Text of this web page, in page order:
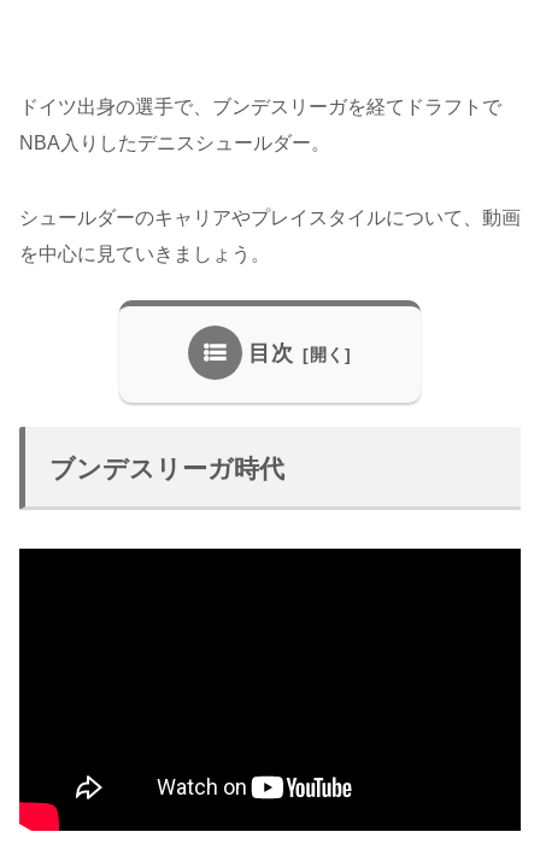
ドイツ出身の選手で、ブンデスリーガを経てドラフトで
NBA入りしたデニスシュールダー。
シュールダーのキャリアやプレイスタイルについて、動画
を中心に見ていきましょう。
目次
ブンデスリーガ時代